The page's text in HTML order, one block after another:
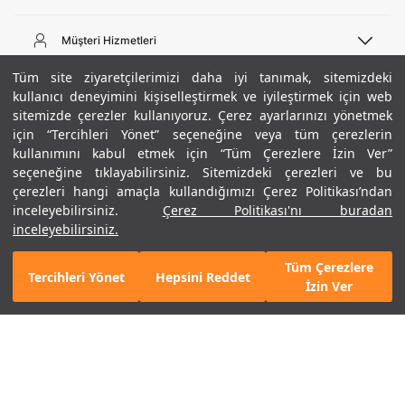
Tüm site ziyaretçilerimizi daha iyi tanımak, sitemizdeki
kullanıcı deneyimini kişiselleştirmek ve iyileştirmek için web
sitemizde çerezler kullanıyoruz. Çerez ayarlarınızı yönetmek
için “Tercihleri Yönet” seçeneğine veya tüm çerezlerin
kullanımını kabul etmek için “Tüm Çerezlere İzin Ver”
seçeneğine tıklayabilirsiniz. Sitemizdeki çerezleri ve bu
çerezleri hangi amaçla kullandığımızı Çerez Politikası’ndan
inceleyebilirsiniz.
Çerez Politikası'nı buradan
inceleyebilirsiniz.
Tercihleri Yönet Hepsini Reddet
Tüm Çerezlere
İzin Ver
+ 6 Renk
5.490 TL SEPETE EKLE
444 02 00
Pazartesi - Cuma 09:00 - 18:00
E-posta
bilgi@underarmour.com
Müşteri Hizmetleri
Sipariş Sorgulama
Bize Ulaşın
Teslimat Bilgileri
İşlem Rehberi
İade ve Değişimler
Sıkça Sorulan Sorular
Beden Rehberi
Site Haritası
Hakkımızda
Ticari Bilgiler
Hükümler ve Koşullar
Gizlilik Politikası
Çerez Politikası
Kariyer
ETBİS
UA Sosyal Medya
Instagram
Facebook
Twitter
Popüler Kategoriler
Erkek Basketbol Ayakkabısı
Çocuk Basketbol Ayakkabısı
Erkek Eşofman
Kadın Tayt